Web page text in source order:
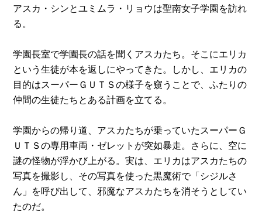
アスカ・シンとユミムラ・リョウは聖南女子学園を訪れ
る。
学園長室で学園長の話を聞くアスカたち。そこにエリカ
という生徒が本を返しにやってきた。しかし、エリカの
目的はスーパーＧＵＴＳの様子を窺うことで、ふたりの
仲間の生徒たちとある計画を立てる。
学園からの帰り道、アスカたちが乗っていたスーパーＧ
ＵＴＳの専用車両・ゼレットが突如暴走。さらに、空に
謎の怪物が浮かび上がる。実は、エリカはアスカたちの
写真を撮影し、その写真を使った黒魔術で「シジルさ
ん」を呼び出して、邪魔なアスカたちを消そうとしてい
たのだ。